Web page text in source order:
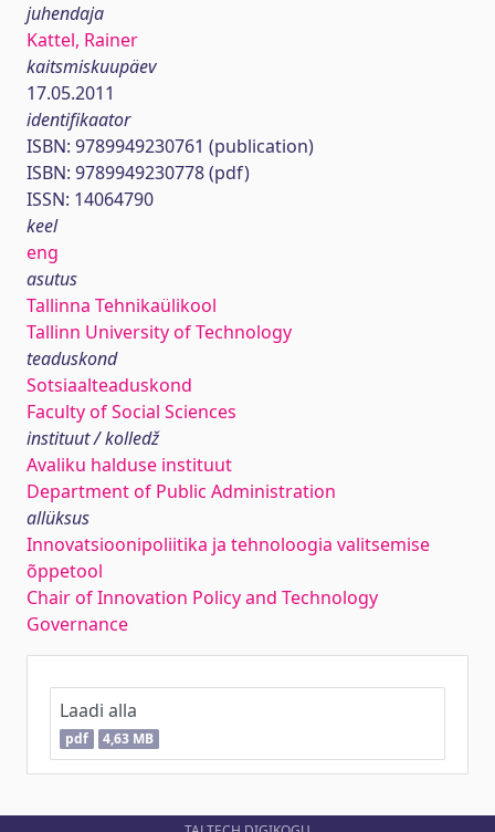
juhendaja
Kattel, Rainer
kaitsmiskuupäev
17.05.2011
identifikaator
ISBN: 9789949230761 (publication)
ISBN: 9789949230778 (pdf)
ISSN: 14064790
keel
eng
asutus
Tallinna Tehnikaülikool
Tallinn University of Technology
teaduskond
Sotsiaalteaduskond
Faculty of Social Sciences
instituut / kolledž
Avaliku halduse instituut
Department of Public Administration
allüksus
Innovatsioonipoliitika ja tehnoloogia valitsemise
õppetool
Chair of Innovation Policy and Technology
Governance
Laadi alla
pdf 4,63 MB